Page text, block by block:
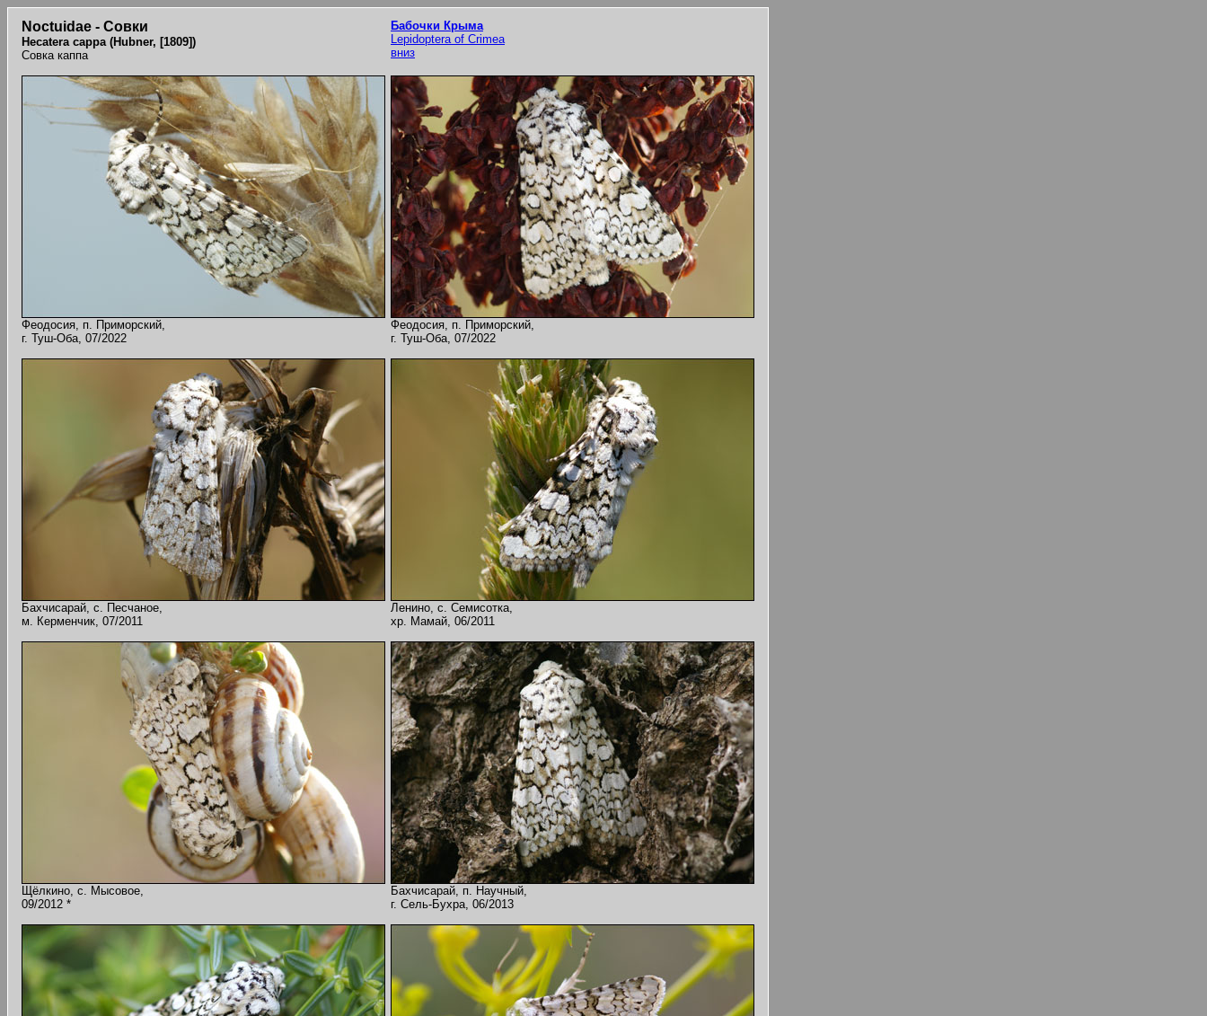
Noctuidae - Совки
Hecatera cappa (Hubner, [1809])
Совка каппа
Бабочки Крыма
Lepidoptera of Crimea
вниз
Феодосия, п. Приморский,
г. Туш-Оба, 07/2022
Феодосия, п. Приморский,
г. Туш-Оба, 07/2022
Бахчисарай, с. Песчаное,
м. Керменчик, 07/2011
Ленино, с. Семисотка,
хр. Мамай, 06/2011
Щёлкино, с. Мысовое,
09/2012 *
Бахчисарай, п. Научный,
г. Сель-Бухра, 06/2013